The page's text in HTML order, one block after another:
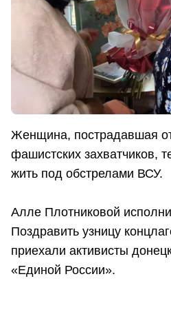
Женщина, пострадавшая
фашистских захватчиков,
жить под обстрелами ВСУ.
Алле Плотниковой
Поздравить узницу
приехали активисты
«Единой России».